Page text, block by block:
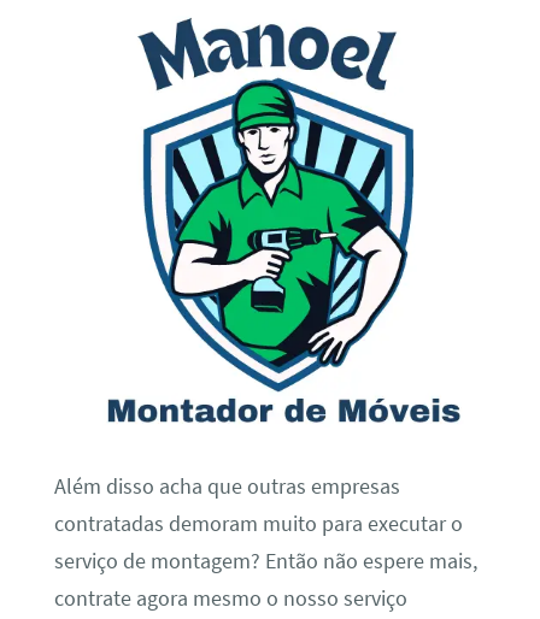
Além disso acha que outras empresas
contratadas demoram muito para executar o
serviço de montagem? Então não espere mais,
contrate agora mesmo o nosso serviço